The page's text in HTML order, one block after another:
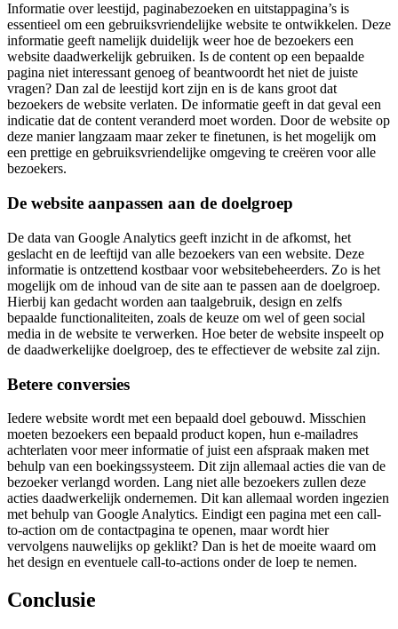
Informatie over leestijd, paginabezoeken en uitstappagina’s is
essentieel om een gebruiksvriendelijke website te ontwikkelen. Deze
informatie geeft namelijk duidelijk weer hoe de bezoekers een
website daadwerkelijk gebruiken. Is de content op een bepaalde
pagina niet interessant genoeg of beantwoordt het niet de juiste
vragen? Dan zal de leestijd kort zijn en is de kans groot dat
bezoekers de website verlaten. De informatie geeft in dat geval een
indicatie dat de content veranderd moet worden. Door de website op
deze manier langzaam maar zeker te finetunen, is het mogelijk om
een prettige en gebruiksvriendelijke omgeving te creëren voor alle
bezoekers.
De website aanpassen aan de doelgroep
De data van Google Analytics geeft inzicht in de afkomst, het
geslacht en de leeftijd van alle bezoekers van een website. Deze
informatie is ontzettend kostbaar voor websitebeheerders. Zo is het
mogelijk om de inhoud van de site aan te passen aan de doelgroep.
Hierbij kan gedacht worden aan taalgebruik, design en zelfs
bepaalde functionaliteiten, zoals de keuze om wel of geen social
media in de website te verwerken. Hoe beter de website inspeelt op
de daadwerkelijke doelgroep, des te effectiever de website zal zijn.
Betere conversies
Iedere website wordt met een bepaald doel gebouwd. Misschien
moeten bezoekers een bepaald product kopen, hun e-mailadres
achterlaten voor meer informatie of juist een afspraak maken met
behulp van een boekingssysteem. Dit zijn allemaal acties die van de
bezoeker verlangd worden. Lang niet alle bezoekers zullen deze
acties daadwerkelijk ondernemen. Dit kan allemaal worden ingezien
met behulp van Google Analytics. Eindigt een pagina met een call-
to-action om de contactpagina te openen, maar wordt hier
vervolgens nauwelijks op geklikt? Dan is het de moeite waard om
het design en eventuele call-to-actions onder de loep te nemen.
Conclusie